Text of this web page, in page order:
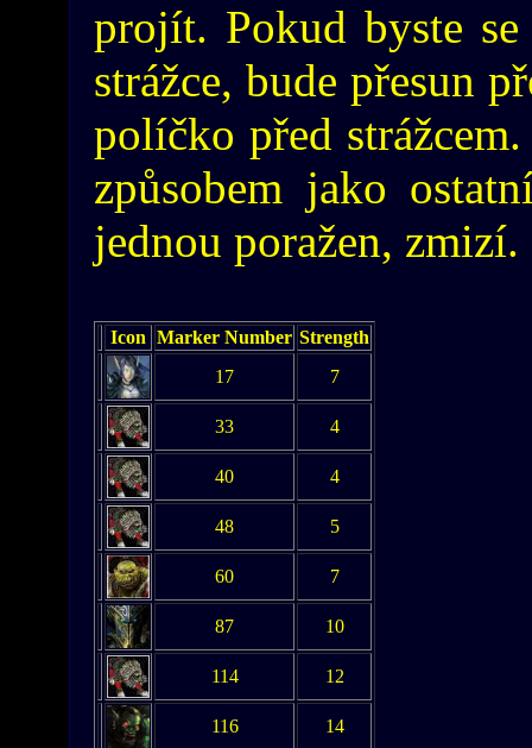
projít. Pokud byste
strážce, bude přesun
políčko před
způsobem jako
jednou poražen, zmizí.
Icon Marker Number Strength
17
7
33 4
40 4
48 5
60 7
87 10
114 12
116 14